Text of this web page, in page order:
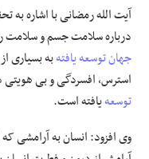
آیت الله رمضانی با اشاره به
درباره سلامت جسم و سلامت
جهان توسعه یافتهبه بسیاری
استرس، افسردگی و بی هویتی
توسعهیافته است.
وی افزود: انسان به آرامشی که